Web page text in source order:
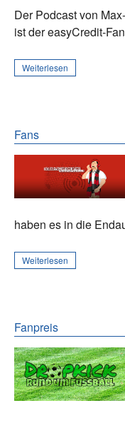
Der Podcast von
ist der easyCredit-
Weiterlesen
Fans
haben es in die
Weiterlesen
Fanpreis